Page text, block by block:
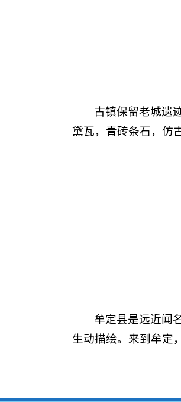
古镇保留老城遗
黛瓦，青砖条石，仿
牟定县是远近闻
生动描绘。来到牟定